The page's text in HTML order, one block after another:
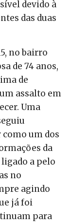
devido à
das duas
no bairro
de 74 anos,
de
assalto em
Uma
um dos
da
a pelo
no
agindo
já foi
para